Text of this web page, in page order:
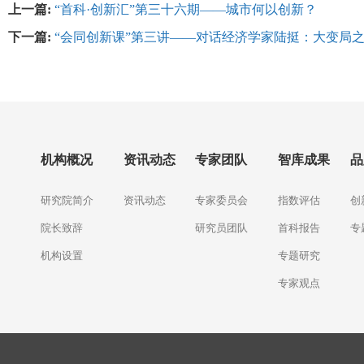
上一篇: “首科·创新汇”第三十六期——城市何以创新？
下一篇: “会同创新课”第三讲——对话经济学家陆挺：大变局
机构概况
研究院简介
院长致辞
机构设置
资讯动态
资讯动态
专家团队
专家委员会
研究员团队
智库成果
指数评估
首科报告
专题研究
专家观点
创
专